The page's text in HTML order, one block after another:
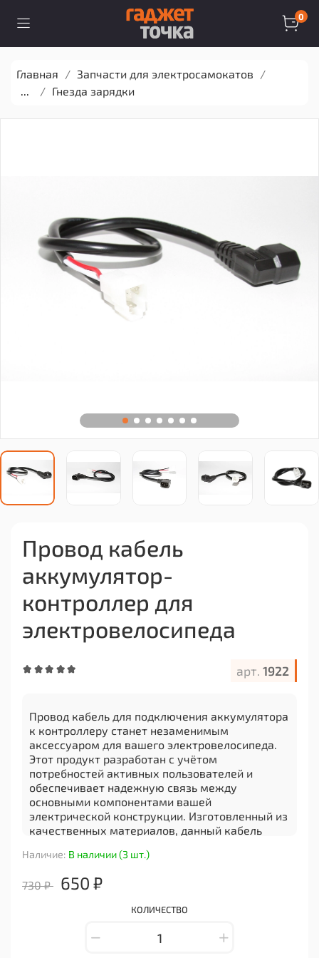
0
Главная
Запчасти для электросамокатов
...
Гнезда зарядки
арт. 1922
Наличие: В наличии (3 шт.)
Провод кабель
аккумулятор-
контроллер для
электровелосипеда
730 ₽ 650 ₽
КОЛИЧЕСТВО
Провод кабель для подключения аккумулятора
к контроллеру станет незаменимым
аксессуаром для вашего электровелосипеда.
Этот продукт разработан с учётом
потребностей активных пользователей и
обеспечивает надежную связь между
основными компонентами вашей
электрической конструкции. Изготовленный из
качественных материалов, данный кабель
долговечность, что делает его отличным
эффективность.
Он идеально подходит для замены старого или
быстро восстановить работоспособность